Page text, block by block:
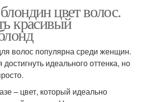
цвет волос.
красивый
волос популярна среди женщин.
идеального оттенка, но
– цвет, который идеально